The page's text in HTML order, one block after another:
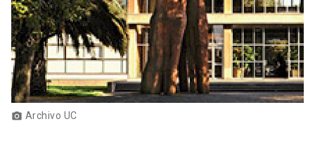
Vecinos launch
Donaciones launch
photo_camera Archivo UC